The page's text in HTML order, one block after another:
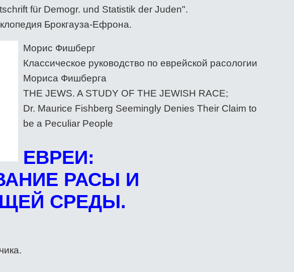
für Demogr. und Statistik der Juden".
Брокгауза-Ефрона.
Морис Фишберг
Классическое руководство по еврейской расологии
Мориса Фишберга
THE JEWS. A STUDY OF THE JEWISH RACE;
Dr. Maurice Fishberg Seemingly Denies Their Claim to
be a Peculiar People
ЕВРЕИ:
РАСЫ И
СРЕДЫ.